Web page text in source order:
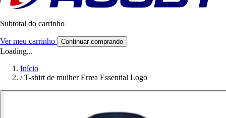
Subtotal do carrinho
Ver meu carrinho Continuar comprando
Loading...
Início
/ T-shirt de mulher Errea Essential Logo